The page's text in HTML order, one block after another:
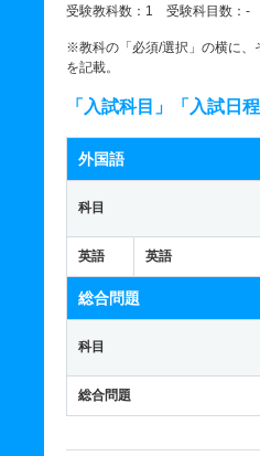
受験教科数：1 受験科目数：-
※教科の「必須/選択」の横に、
を記載。
「入試科目」「入試日
外国語
科目
英語 英語
総合問題
科目
総合問題